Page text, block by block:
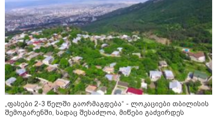
მკითხველის რჩევით
„ფასები 2-3 წელში გაორმაგდება“ - ლოკაციები თბილისის
შემოგარენში, სადაც შესაძლოა, მიწები გაძვირდეს